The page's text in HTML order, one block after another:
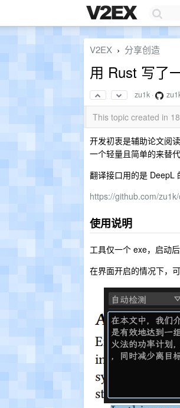
V2EX › 分享创造
用 Rust 写了
zu1k ·
This topic created in
开发初衷是辅助论文阅
一个轻量且简单的来替代
翻译接口用的是 DeepL
https://github.com/
使用说明
工具仅一个 exe，启动
在界面开启的情况下，